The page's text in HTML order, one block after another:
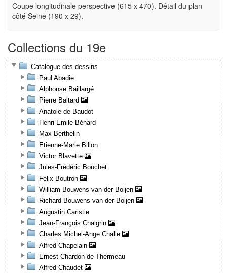
Coupe longitudinale perspective (615 x 470). Détail du plan
côté Seine (190 x 29).
Collections du 19e
Catalogue des dessins
Paul Abadie
Alphonse Baillargé
Pierre Baltard
Anatole de Baudot
Henri-Emile Bénard
Max Berthelin
Etienne-Marie Billon
Victor Blavette
Jules-Frédéric Bouchet
Félix Boutron
William Bouwens van der Boijen
Richard Bouwens van der Boijen
Augustin Caristie
Jean-François Chalgrin
Charles Michel-Ange Challe
Alfred Chapelain
Ernest Chardon de Thermeau
Alfred Chaudet